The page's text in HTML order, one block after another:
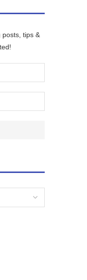
posts, tips &